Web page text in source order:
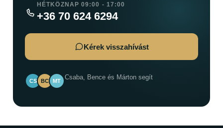
HÉTKÖZNAP 09:00 - 17:00
+36 70 624 6294
Kérek visszahívást
CS BC MT Csaba, Bence és Márton segít